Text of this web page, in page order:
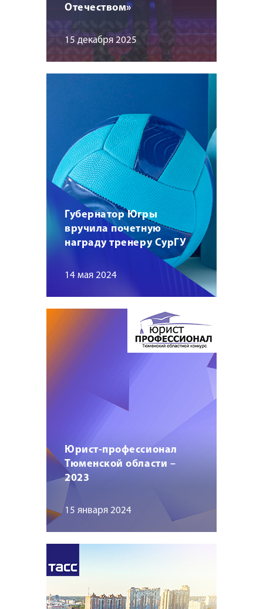
Отечеством»
15 декабря 2025
Губернатор Югры
вручила почетную
награду тренеру СурГУ
14 мая 2024
Юрист-профессионал
Тюменской области –
2023
15 января 2024